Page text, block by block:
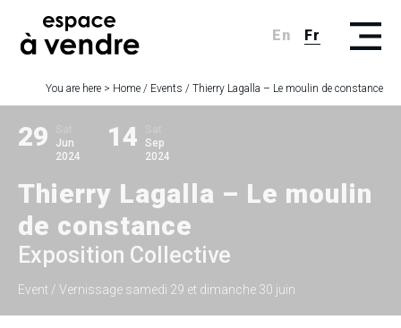
En Fr
You are here > Home / Events / Thierry Lagalla – Le moulin de constance
29
Jun
2024
14
Sep
2024
Thierry Lagalla – Le moulin
de constance
Exposition Collective
Event / Vernissage samedi 29 et dimanche 30 juin